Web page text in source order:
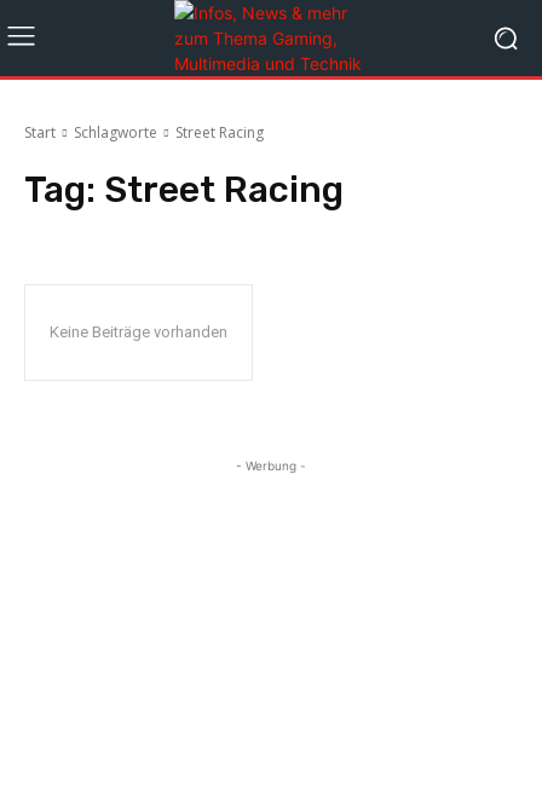
Start Schlagworte Street Racing
Tag: Street Racing
Keine Beiträge vorhanden
- Werbung -